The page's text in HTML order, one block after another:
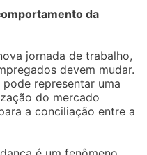
da
jornada de trabalho,
devem mudar.
representar uma
do mercado
a conciliação entre a